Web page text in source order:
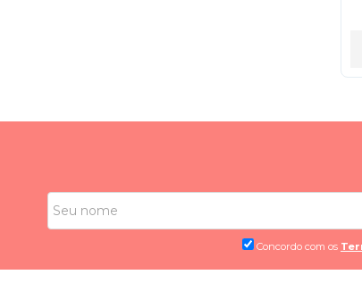
Concordo com os